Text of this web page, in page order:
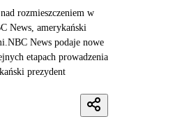
rozmieszczeniem w
News, amerykański
News podaje nowe
etapach prowadzenia
prezydent